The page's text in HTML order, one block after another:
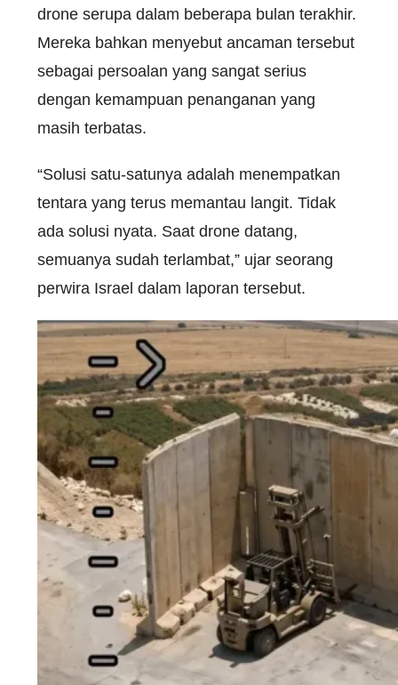
drone serupa dalam beberapa bulan terakhir.
Mereka bahkan menyebut ancaman tersebut
sebagai persoalan yang sangat serius
dengan kemampuan penanganan yang
masih terbatas.
“Solusi satu-satunya adalah menempatkan
tentara yang terus memantau langit. Tidak
ada solusi nyata. Saat drone datang,
semuanya sudah terlambat,” ujar seorang
perwira Israel dalam laporan tersebut.